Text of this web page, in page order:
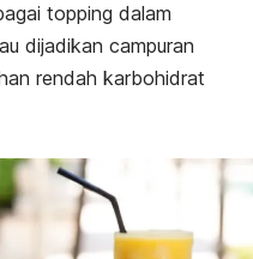
topping dalam
dijadikan campuran
rendah karbohidrat